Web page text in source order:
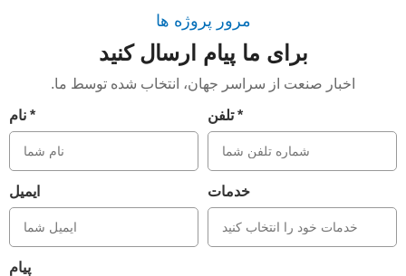
مرور پروژه ها
برای ما پیام ارسال کنید
اخبار صنعت از سراسر جهان، انتخاب شده توسط ما.
نام * تلفن *
ایمیل خدمات
پیام